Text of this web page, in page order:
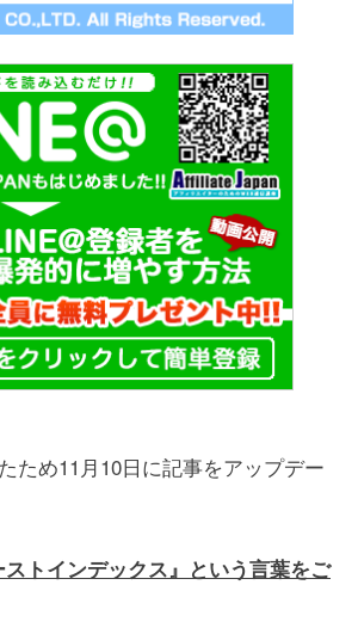
ため11月10日に記事をアップデー
ストインデックス』という言葉をご